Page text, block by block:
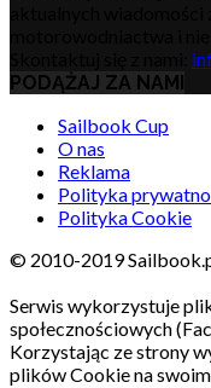
PODĄŻAJ ZA NAMI
Sailbook Cup
O nas
Reklama
Polityka
Polityka Cookie
© 2010-2019
Serwis wykorzystuje
społecznościowych
Korzystając ze strony
plików Cookie na